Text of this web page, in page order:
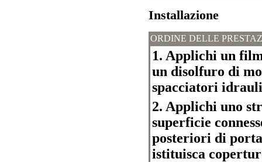
Installazione
ORDINE DELLE
1. Applichi un
un disolfuro di
spacciatori
2. Applichi uno
superficie
posteriori di
istituisca